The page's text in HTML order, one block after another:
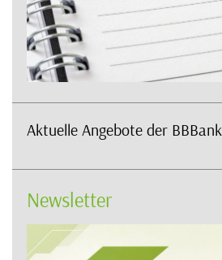
Aktuelle Angebote der BBBank
Newsletter